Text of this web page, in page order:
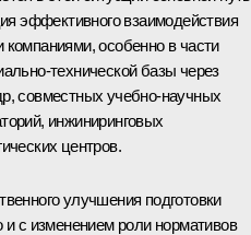
эффективного взаимодействия
особенно в части
технической базы через
совместных учебно-научных
инжиниринговых
центров.
улучшения подготовки
и с изменением роли нормативов